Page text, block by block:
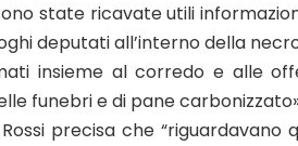
state ricavate utili
deputati all’interno della
insieme al corredo e alle
funebri e di pane
precisa che “riguardavano